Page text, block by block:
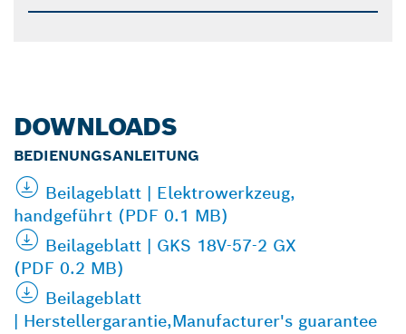
DOWNLOADS
BEDIENUNGSANLEITUNG
Beilageblatt | Elektrowerkzeug,
handgeführt (PDF 0.1 MB)
Beilageblatt | GKS 18V-57-2 GX
(PDF 0.2 MB)
Beilageblatt
| Herstellergarantie,Manufacturer's guarantee